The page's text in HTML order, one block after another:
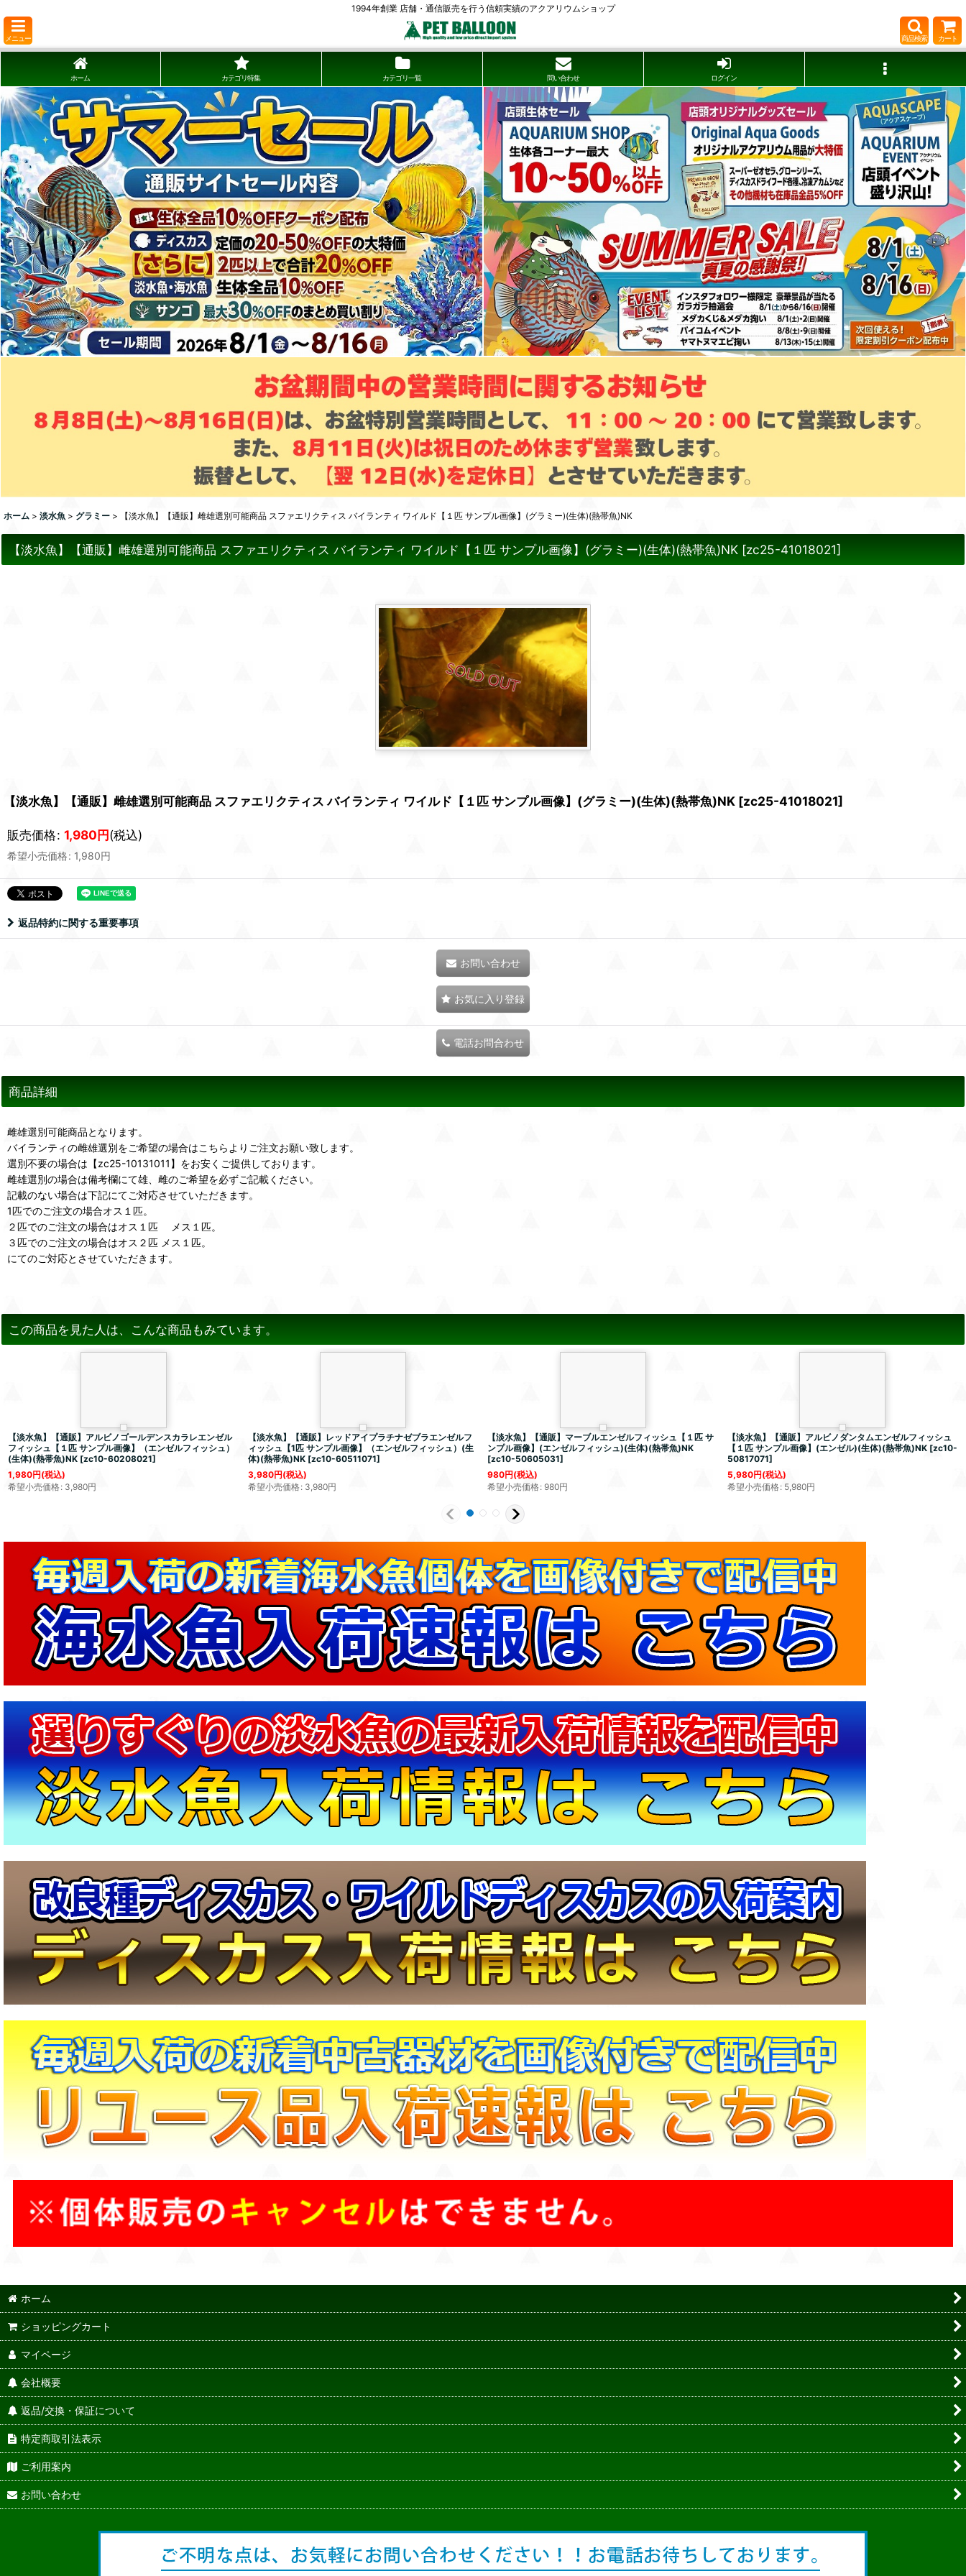
1994年創業 店舗・通信販売を行う信頼実績のアクアリウムショップ
メニュー 商品検索 カート
ホーム カテゴリ特集 カテゴリ一覧 問い合わせ ログイン
ホーム > 淡水魚 > グラミー > 【淡水魚】【通販】雌雄選別可能商品 スファエリクティス バイランティ ワイルド【１匹 サンプル画像】(グラミー)(生体)(熱帯魚)NK
【淡水魚】【通販】雌雄選別可能商品 スファエリクティス バイランティ ワイルド【１匹 サンプル画像】(グラミー)(生体)(熱帯魚)NK [zc25-41018021]
【淡水魚】【通販】雌雄選別可能商品 スファエリクティス バイランティ ワイルド【１匹 サンプル画像】(グラミー)(生体)(熱帯魚)NK [zc25-41018021]
販売価格: 1,980円(税込)
希望小売価格: 1,980円
返品特約に関する重要事項
お問い合わせ
お気に入り登録
電話お問合わせ
商品詳細
雌雄選別可能商品となります。
バイランティの雌雄選別をご希望の場合はこちらよりご注文お願い致します。
選別不要の場合は【zc25-10131011】をお安くご提供しております。
雌雄選別の場合は備考欄にて雄、雌のご希望を必ずご記載ください。
記載のない場合は下記にてご対応させていただきます。
1匹でのご注文の場合オス１匹。
２匹でのご注文の場合はオス１匹 メス１匹。
３匹でのご注文の場合はオス２匹 メス１匹。
にてのご対応とさせていただきます。
この商品を見た人は、こんな商品もみています。
【淡水魚】【通販】アルビノゴールデンスカラレエンゼル
フィッシュ【１匹 サンプル画像】（エンゼルフィッシュ）
(生体)(熱帯魚)NK [zc10-60208021]
1,980円(税込)
希望小売価格: 3,980円
【淡水魚】【通販】レッドアイプラチナゼブラエンゼルフ
ィッシュ【1匹 サンプル画像】（エンゼルフィッシュ）(生
体)(熱帯魚)NK [zc10-60511071]
3,980円(税込)
希望小売価格: 3,980円
【淡水魚】【通販】マーブルエンゼルフィッシュ【１匹 サ
ンプル画像】(エンゼルフィッシュ)(生体)(熱帯魚)NK
[zc10-50605031]
980円(税込)
希望小売価格: 980円
【淡水魚】【通販】アルビノダンタムエンゼルフィッシュ
【１匹 サンプル画像】(エンゼル)(生体)(熱帯魚)NK [zc10-
50817071]
5,980円(税込)
希望小売価格: 5,980円
ホーム
ショッピングカート
マイページ
会社概要
返品/交換・保証について
特定商取引法表示
ご利用案内
お問い合わせ